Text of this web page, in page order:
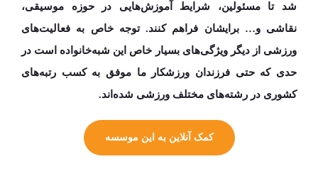
شد تا مسئولین، شرایط آموزش‌هایی در حوزه موسیقی،
نقاشی و… برایشان فراهم کنند. توجه خاص به فعالیت­‌های
ورزشی از دیگر ویژگی­‌های بسیار خاص این شبه‌­خانواده است در
حدی که حتی فرزندان ورزشکار ما موفق به کسب رتبه‌­های
کشوری در رشته­‌های مختلف ورزشی شده‌­اند.
کمک آنلاین به این موسسه